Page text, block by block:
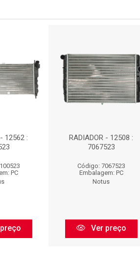
12562 :
PC
RADIADOR - 12508 :
7067523
Código: 7067523
Embalagem: PC
Notus
Ver preço